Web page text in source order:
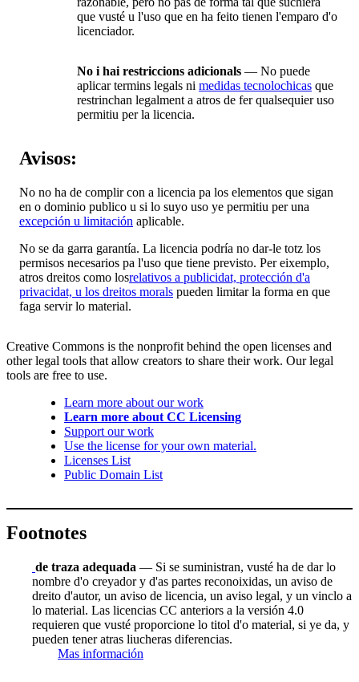
que vusté u l'uso que en ha feito tienen l'emparo d'o
licenciador.
No i hai restriccions adicionals — No puede
aplicar termins legals ni medidas tecnolochicas que
restrinchan legalment a atros de fer qualsequier uso
permitiu per la licencia.
Avisos:
No no ha de complir con a licencia pa los elementos que sigan
en o dominio publico u si lo suyo uso ye permitiu per una
excepción u limitación aplicable.
No se da garra garantía. La licencia podría no dar-le totz los
permisos necesarios pa l'uso que tiene previsto. Per eixemplo,
atros dreitos como losrelativos a publicidat, protección d'a
privacidat, u los dreitos morals pueden limitar la forma en que
faga servir lo material.
Creative Commons is the nonprofit behind the open licenses and
other legal tools that allow creators to share their work. Our legal
tools are free to use.
Learn more about our work
Learn more about CC Licensing
Support our work
Use the license for your own material.
Licenses List
Public Domain List
Footnotes
de traza adequada — Si se suministran, vusté ha de dar lo
nombre d'o creyador y d'as partes reconoixidas, un aviso de
dreito d'autor, un aviso de licencia, un aviso legal, y un vinclo a
lo material. Las licencias CC anteriors a la versión 4.0
requieren que vusté proporcione lo titol d'o material, si ye da, y
pueden tener atras liucheras diferencias.
Mas información